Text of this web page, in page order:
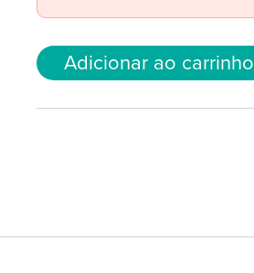
Adicionar ao carrinho